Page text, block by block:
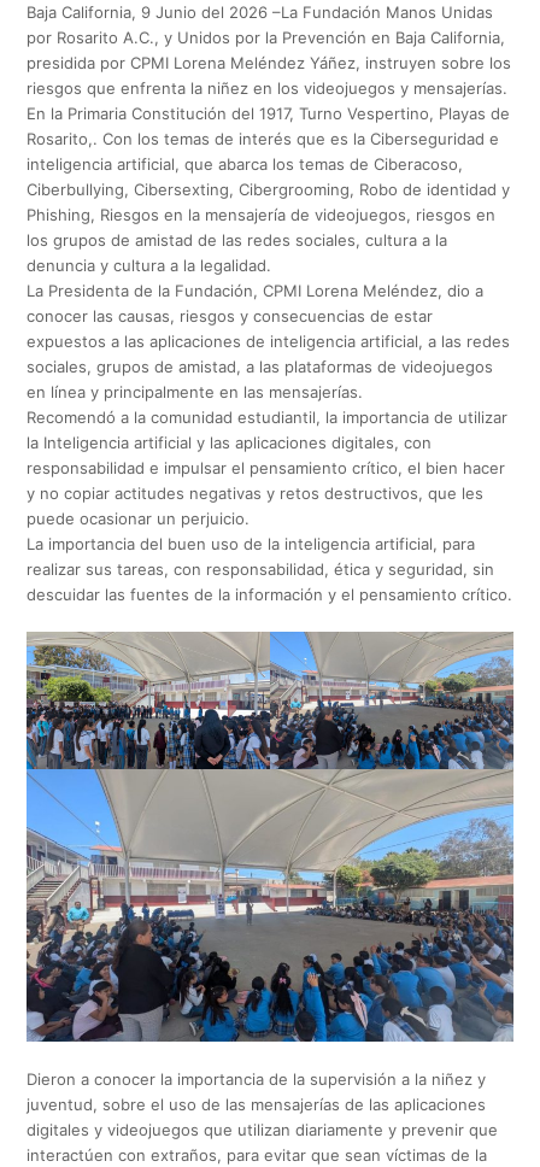
Baja California, 9 Junio del 2026 –La Fundación Manos Unidas
por Rosarito A.C., y Unidos por la Prevención en Baja California,
presidida por CPMI Lorena Meléndez Yáñez, instruyen sobre los
riesgos que enfrenta la niñez en los videojuegos y mensajerías.
En la Primaria Constitución del 1917, Turno Vespertino, Playas de
Rosarito,. Con los temas de interés que es la Ciberseguridad e
inteligencia artificial, que abarca los temas de Ciberacoso,
Ciberbullying, Cibersexting, Cibergrooming, Robo de identidad y
Phishing, Riesgos en la mensajería de videojuegos, riesgos en
los grupos de amistad de las redes sociales, cultura a la
denuncia y cultura a la legalidad.
La Presidenta de la Fundación, CPMI Lorena Meléndez, dio a
conocer las causas, riesgos y consecuencias de estar
expuestos a las aplicaciones de inteligencia artificial, a las redes
sociales, grupos de amistad, a las plataformas de videojuegos
en línea y principalmente en las mensajerías.
Recomendó a la comunidad estudiantil, la importancia de utilizar
la Inteligencia artificial y las aplicaciones digitales, con
responsabilidad e impulsar el pensamiento crítico, el bien hacer
y no copiar actitudes negativas y retos destructivos, que les
puede ocasionar un perjuicio.
La importancia del buen uso de la inteligencia artificial, para
realizar sus tareas, con responsabilidad, ética y seguridad, sin
descuidar las fuentes de la información y el pensamiento crítico.
Dieron a conocer la importancia de la supervisión a la niñez y
juventud, sobre el uso de las mensajerías de las aplicaciones
digitales y videojuegos que utilizan diariamente y prevenir que
interactúen con extraños, para evitar que sean víctimas de la